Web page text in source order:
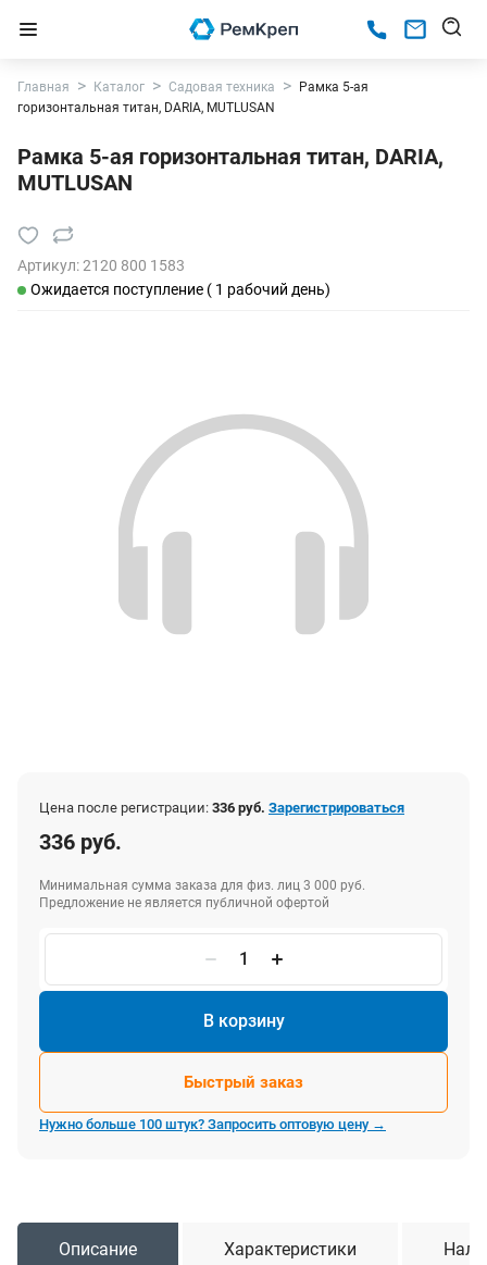
Главная Каталог Садовая техника
Рамка 5-ая
горизонтальная титан, DARIA, MUTLUSAN
Рамка 5-ая горизонтальная титан, DARIA,
MUTLUSAN
Артикул:2120 800 1583
Ожидается поступление ( 1 рабочий день)
Цена после регистрации: 336 руб. Зарегистрироваться
336 руб.
Минимальная сумма заказа для физ. лиц 3 000 руб.
Предложение не является публичной офертой
В корзину
Быстрый заказ
Нужно больше 100 штук? Запросить оптовую цену →
Описание Характеристики